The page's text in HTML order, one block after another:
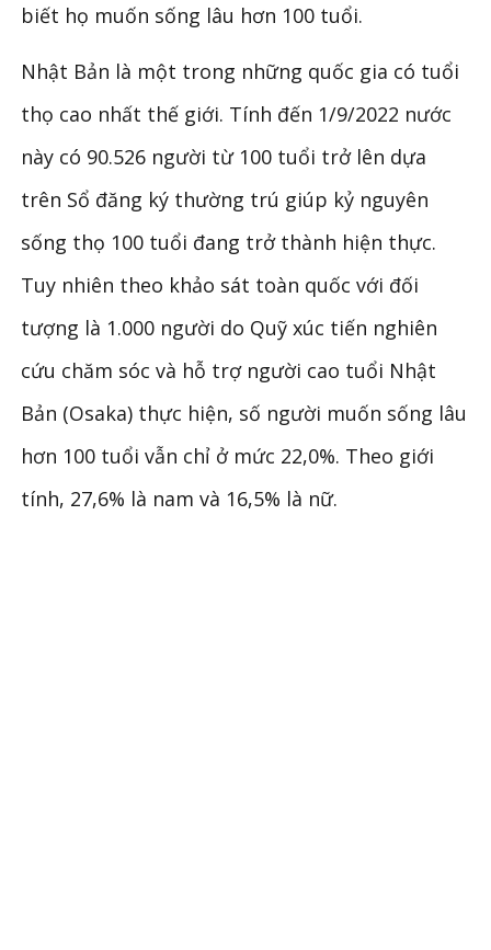
biết họ muốn sống lâu hơn 100 tuổi.
Nhật Bản là một trong những quốc gia có tuổi
thọ cao nhất thế giới. Tính đến 1/9/2022 nước
này có 90.526 người từ 100 tuổi trở lên dựa
trên Sổ đăng ký thường trú giúp kỷ nguyên
sống thọ 100 tuổi đang trở thành hiện thực.
Tuy nhiên theo khảo sát toàn quốc với đối
tượng là 1.000 người do Quỹ xúc tiến nghiên
cứu chăm sóc và hỗ trợ người cao tuổi Nhật
Bản (Osaka) thực hiện, số người muốn sống lâu
hơn 100 tuổi vẫn chỉ ở mức 22,0%. Theo giới
tính, 27,6% là nam và 16,5% là nữ.